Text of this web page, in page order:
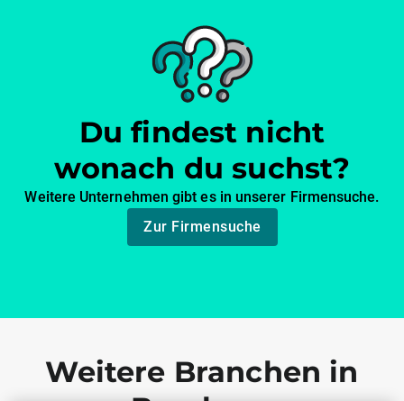
Du findest nicht
wonach du suchst?
Weitere Unternehmen gibt es in unserer Firmensuche.
Zur Firmensuche
Weitere Branchen in